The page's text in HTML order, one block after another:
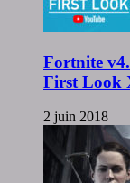
Fortnite
First Look
2 juin 2018